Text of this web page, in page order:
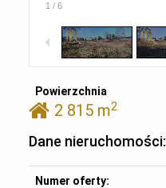
1 / 6
Powierzchnia
2 815 m2
Dane nieruchomości:
Numer oferty: